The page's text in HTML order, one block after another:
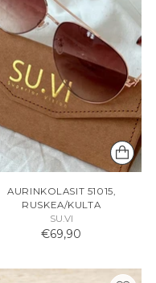
AURINKOLASIT 51015,
RUSKEA/KULTA
SU.VI
€69,90